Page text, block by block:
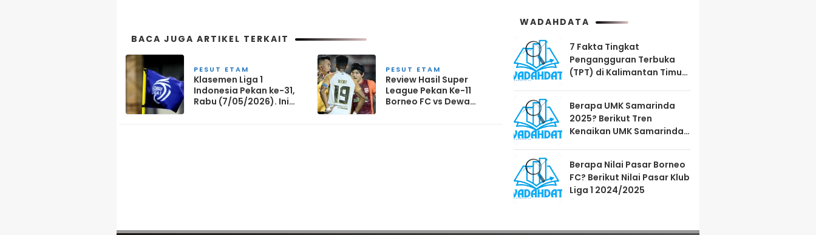
BACA JUGA ARTIKEL TERKAIT
PESUT ETAM
Klasemen Liga 1
Indonesia Pekan ke-31,
Rabu (7/05/2026). Ini
PESUT ETAM
Review Hasil Super
League Pekan Ke-11
Borneo FC vs Dewa
WADAHDATA
7 Fakta Tingkat
Pengangguran Terbuka
(TPT) di Kalimantan Timur
Berapa UMK Samarinda
2025? Berikut Tren
Kenaikan UMK Samarinda
Berapa Nilai Pasar Borneo
FC? Berikut Nilai Pasar Klub
Liga 1 2024/2025